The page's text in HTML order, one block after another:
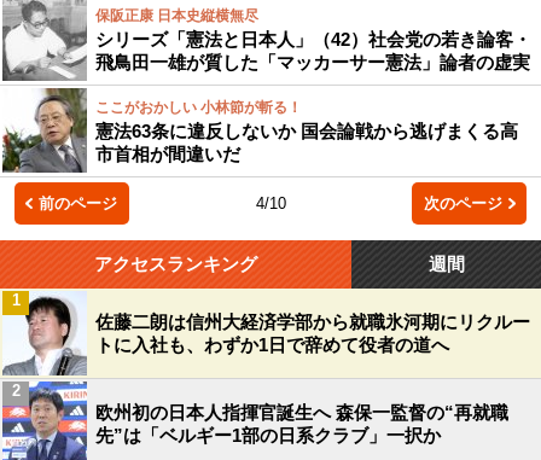
保阪正康 日本史縦横無尽
シリーズ「憲法と日本人」（42）社会党の若き論客・
飛鳥田一雄が質した「マッカーサー憲法」論者の虚実
ここがおかしい 小林節が斬る！
憲法63条に違反しないか 国会論戦から逃げまくる高
市首相が間違いだ
前のページ 4/10 次のページ
アクセスランキング 週間
佐藤二朗は信州大経済学部から就職氷河期にリクルー
トに入社も、わずか1日で辞めて役者の道へ
1
欧州初の日本人指揮官誕生へ 森保一監督の“再就職
先”は「ベルギー1部の日系クラブ」一択か
2